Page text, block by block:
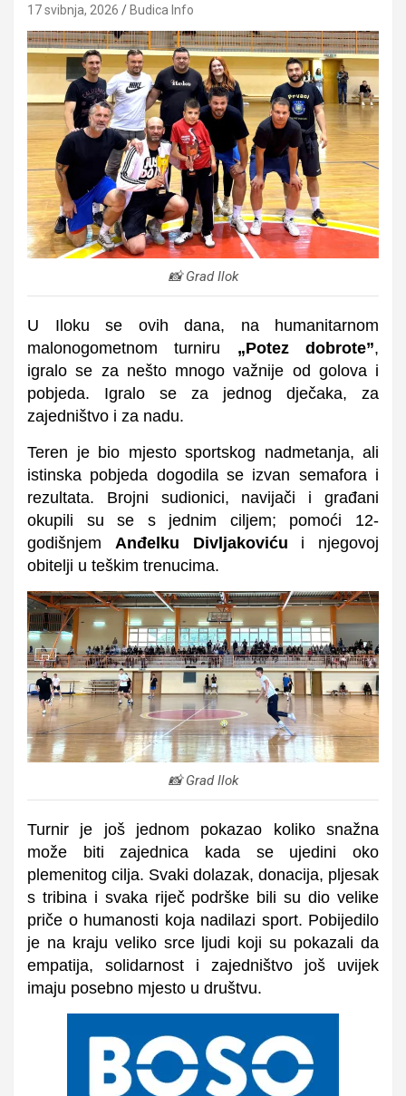
17 svibnja, 2026 Budica Info
📸 Grad Ilok
U Iloku se ovih dana, na humanitarnom
malonogometnom turniru „Potez dobrote”,
igralo se za nešto mnogo važnije od golova i
pobjeda. Igralo se za jednog dječaka, za
zajedništvo i za nadu.
Teren je bio mjesto sportskog nadmetanja, ali
istinska pobjeda dogodila se izvan semafora i
rezultata. Brojni sudionici, navijači i građani
okupili su se s jednim ciljem; pomoći 12-
godišnjem Anđelku Divljakoviću i njegovoj
obitelji u teškim trenucima.
📸 Grad Ilok
Turnir je još jednom pokazao koliko snažna
može biti zajednica kada se ujedini oko
plemenitog cilja. Svaki dolazak, donacija, pljesak
s tribina i svaka riječ podrške bili su dio velike
priče o humanosti koja nadilazi sport. Pobijedilo
je na kraju veliko srce ljudi koji su pokazali da
empatija, solidarnost i zajedništvo još uvijek
imaju posebno mjesto u društvu.